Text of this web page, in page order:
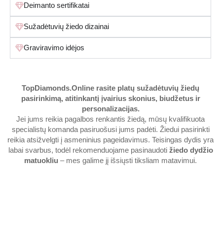
Deimanto sertifikatai
Sužadėtuvių žiedo dizainai
Graviravimo idėjos
TopDiamonds.Online rasite platų sužadėtuvių žiedų
pasirinkimą, atitinkantį įvairius skonius, biudžetus ir
personalizacijas.
Jei jums reikia pagalbos renkantis žiedą, mūsų kvalifikuota
specialistų komanda pasiruošusi jums padėti. Žiedui pasirinkti
reikia atsižvelgti į asmeninius pageidavimus. Teisingas dydis yra
labai svarbus, todėl rekomenduojame pasinaudoti žiedo dydžio
matuokliu – mes galime jį išsiųsti tiksliam matavimui.